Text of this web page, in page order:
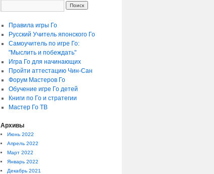
Правила игры Го
Русский Учитель японского Го
Самоучитель по игре Го:
"Мыслить и побеждать"
Игра Го для начинающих
Пройти аттестацию Чин-Сан
Форум Мастеров Го
Обучение игре Го детей
Книги по Го и стратегии
Мастер Го ТВ
Архивы
Июнь 2022
Апрель 2022
Март 2022
Январь 2022
Декабрь 2021